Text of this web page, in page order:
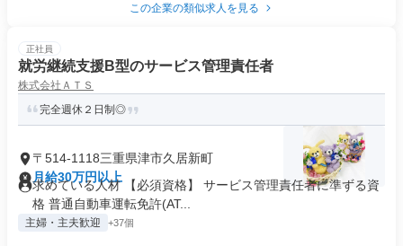
この企業の類似求人を見る
正社員
就労継続支援B型のサービス管理責任者
株式会社ＡＴＳ
完全週休２日制◎
〒514-1118三重県津市久居新町
月給30万円以上
求めている人材 【必須資格】 サービス管理責任者に準ずる資
格 普通自動車運転免許(AT...
主婦・主夫歓迎 +37個